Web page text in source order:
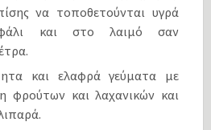
να τοποθετούνται υγρά
και στο λαιμό σαν
και ελαφρά γεύματα με
φρούτων και λαχανικών και